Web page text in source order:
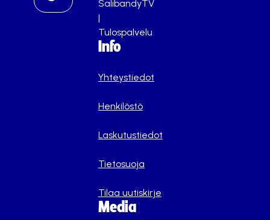
SalibandyTV
|
Tulospalvelu
Info
Yhteystiedot
Henkilöstö
Laskutustiedot
Tietosuoja
Tilaa uutiskirje
Media